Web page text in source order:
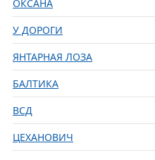
ОКСАНА
У ДОРОГИ
ЯНТАРНАЯ ЛОЗА
БАЛТИКА
ВСД
ЦЕХАНОВИЧ